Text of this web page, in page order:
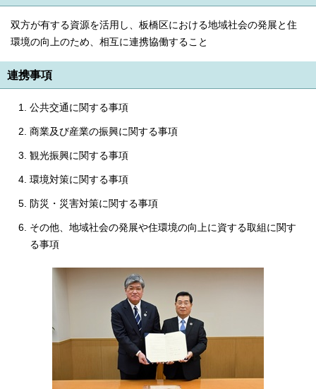
双方が有する資源を活用し、板橋区における地域社会の発展と住
環境の向上のため、相互に連携協働すること
連携事項
公共交通に関する事項
商業及び産業の振興に関する事項
観光振興に関する事項
環境対策に関する事項
防災・災害対策に関する事項
その他、地域社会の発展や住環境の向上に資する取組に関す
る事項